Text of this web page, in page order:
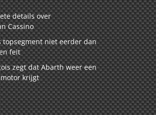
details over
Cassino
topsegment niet eerder dan
feit
zegt dat Abarth weer een
krijgt